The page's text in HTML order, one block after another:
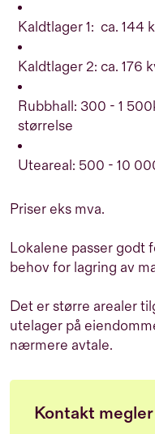
Kaldtlager 1: ca. 144
Kaldtlager 2: ca. 176
Rubbhall: 300 - 1
størrelse
Uteareal: 500 - 10
Priser eks mva.
Lokalene passer godt
behov for lagring av
Det er større arealer
utelager på
nærmere avtale.
Kontakt megler